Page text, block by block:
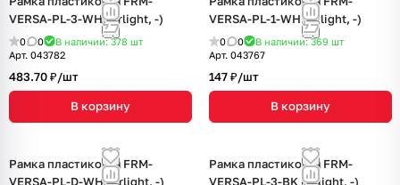
VERSA-PL-3-WH (Arlight, -)
0 0 В наличии: 378 шт
Арт. 043782
483.70 ₽/шт
В корзину
VERSA-PL-1-WH (Arlight, -)
0 0 В наличии: 369 шт
Арт. 043767
147 ₽/шт
В корзину
Рамка пластиковая FRM-
VERSA-PL-D-WH (Arlight, -)
Рамка пластиковая FRM-
VERSA-PL-3-BK (Arlight, -)